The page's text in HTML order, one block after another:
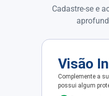
Cadastre-se e
Visão
Complemente a
possui algum